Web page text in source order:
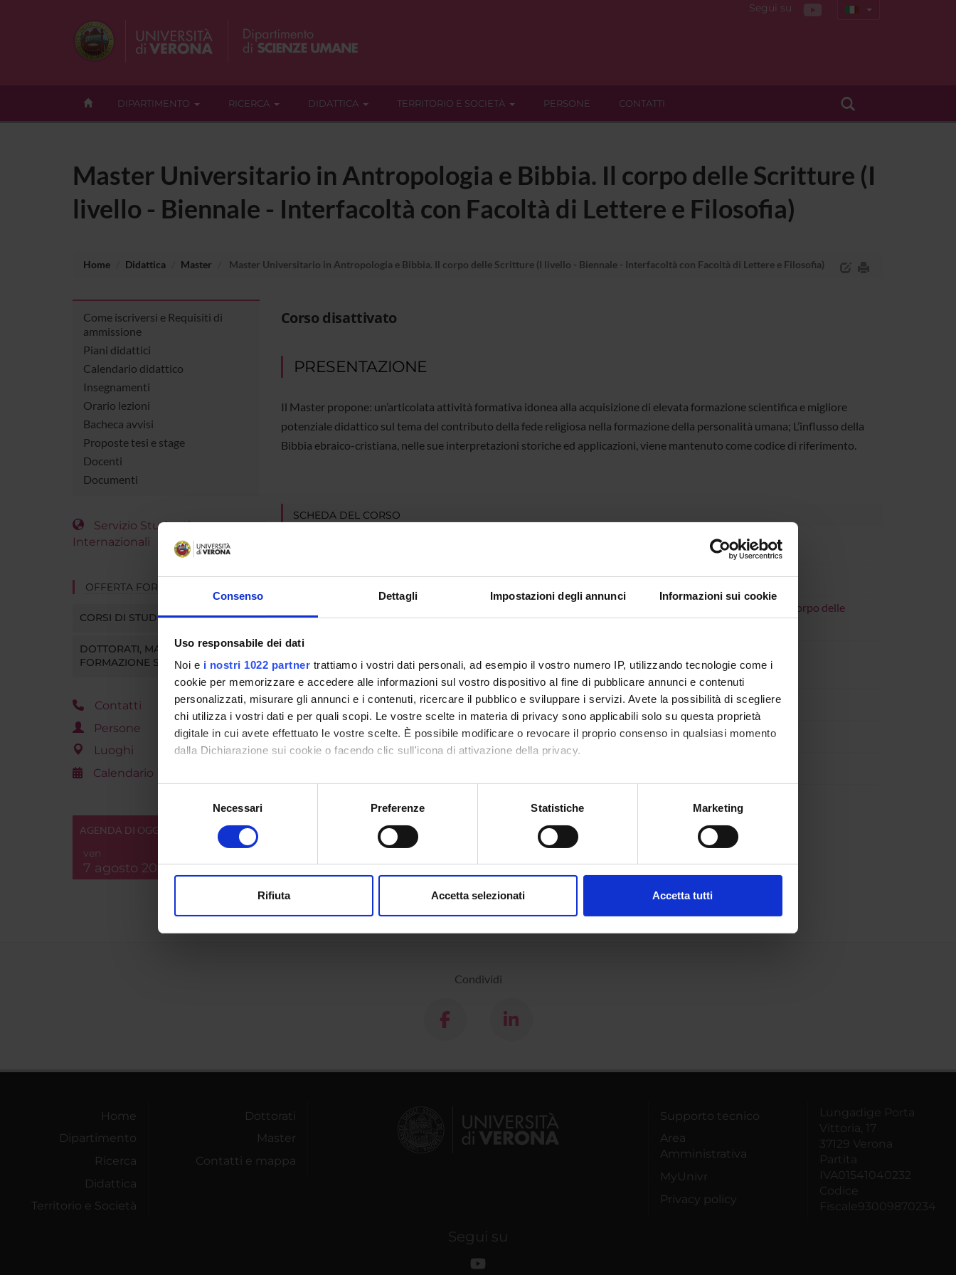
Consenso Dettagli Impostazioni degli annunci Informazioni sui cookie
Uso responsabile dei dati
Noi e i nostri 1022 partner trattiamo i vostri dati personali, ad esempio il vostro numero IP, utilizzando tecnologie come i
cookie per memorizzare e accedere alle informazioni sul vostro dispositivo al fine di pubblicare annunci e contenuti
personalizzati, misurare gli annunci e i contenuti, ricercare il pubblico e sviluppare i servizi. Avete la possibilità di scegliere
chi utilizza i vostri dati e per quali scopi. Le vostre scelte in materia di privacy sono applicabili solo su questa proprietà
digitale in cui avete effettuato le vostre scelte. È possibile modificare o revocare il proprio consenso in qualsiasi momento
dalla Dichiarazione sui cookie o facendo clic sull'icona di attivazione della privacy.
Con il tuo consenso, vorremmo anche:
raccogliere informazioni sulla tua posizione geografica, con un'approssimazione di qualche metro,
digitali).
modificare o ritirare il tuo consenso in qualsiasi momento dalla Dichiarazione sui cookie.
consenso
Necessari Preferenze Statistiche Marketing
Rifiuta Accetta selezionati Accetta tutti
Segui su
DIPARTIMENTO RICERCA DIDATTICA TERRITORIO E SOCIETÀ PERSONE CONTATTI
Master Universitario in Antropologia e Bibbia. Il corpo delle Scritture (I
livello - Biennale - Interfacoltà con Facoltà di Lettere e Filosofia)
Home Didattica Master Master Universitario in Antropologia e Bibbia. Il corpo delle Scritture (I livello - Biennale - Interfacoltà con Facoltà di Lettere e Filosofia)
Come iscriversi e Requisiti di
ammissione
Piani didattici
Calendario didattico
Insegnamenti
Orario lezioni
Bacheca avvisi
Proposte tesi e stage
Docenti
Documenti
Servizio Studenti
Internazionali
OFFERTA FORMATIVA
CORSI DI STUDIO
DOTTORATI, MASTER E
FORMAZIONE SUPERIORE
Contatti
Persone
Luoghi
Calendario
AGENDA DI OGGI
ven
7 agosto 2026
Corso disattivato
PRESENTAZIONE
Il Master propone: un’articolata attività formativa idonea alla acquisizione di elevata formazione scientifica e migliore
potenziale didattico sul tema del contributo della fede religiosa nella formazione della personalità umana; L’influsso della
Bibbia ebraico-cristiana, nelle sue interpretazioni storiche ed applicazioni, viene mantenuto come codice di riferimento.
SCHEDA DEL CORSO
Durata 2 anni
Comitato scientifico del Master Universitario in Antropologia e Bibbia. Il corpo delle
studenti
Sede VERONA
Dipartimento di riferimento Scienze Umane
Condividi
Home
Dipartimento
Ricerca
Didattica
Territorio e Società
Dottorati
Master
Contatti e mappa
Supporto tecnico
Area
Amministrativa
MyUnivr
Privacy policy
Lungadige Porta
Vittoria, 17
37129 Verona
Partita
IVA01541040232
Codice
Fiscale93009870234
Segui su